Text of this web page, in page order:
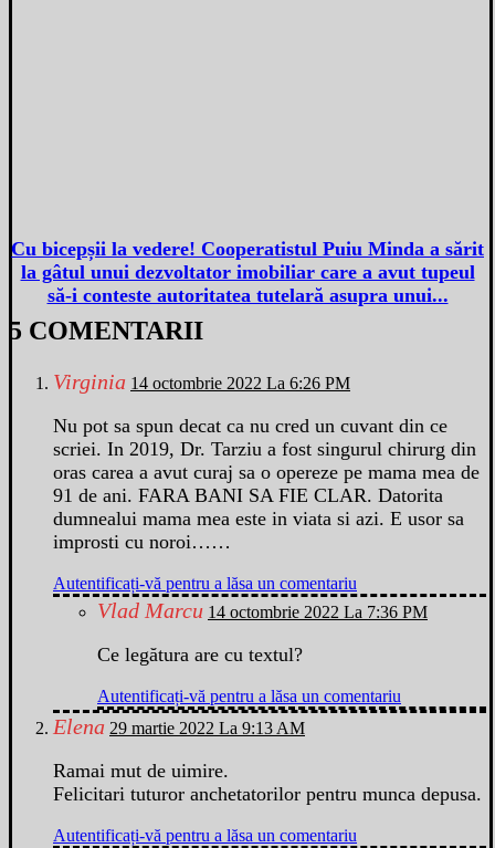
Cu bicepșii la vedere! Cooperatistul Puiu Minda a sărit
la gâtul unui dezvoltator imobiliar care a avut tupeul
să-i conteste autoritatea tutelară asupra unui...
5 COMENTARII
Virginia 14 octombrie 2022 La 6:26 PM
Nu pot sa spun decat ca nu cred un cuvant din ce
scriei. In 2019, Dr. Tarziu a fost singurul chirurg din
oras carea a avut curaj sa o opereze pe mama mea de
91 de ani. FARA BANI SA FIE CLAR. Datorita
dumnealui mama mea este in viata si azi. E usor sa
improsti cu noroi……
Autentificați-vă pentru a lăsa un comentariu
Vlad Marcu 14 octombrie 2022 La 7:36 PM
Ce legătura are cu textul?
Autentificați-vă pentru a lăsa un comentariu
Elena 29 martie 2022 La 9:13 AM
Ramai mut de uimire.
Felicitari tuturor anchetatorilor pentru munca depusa.
Autentificați-vă pentru a lăsa un comentariu